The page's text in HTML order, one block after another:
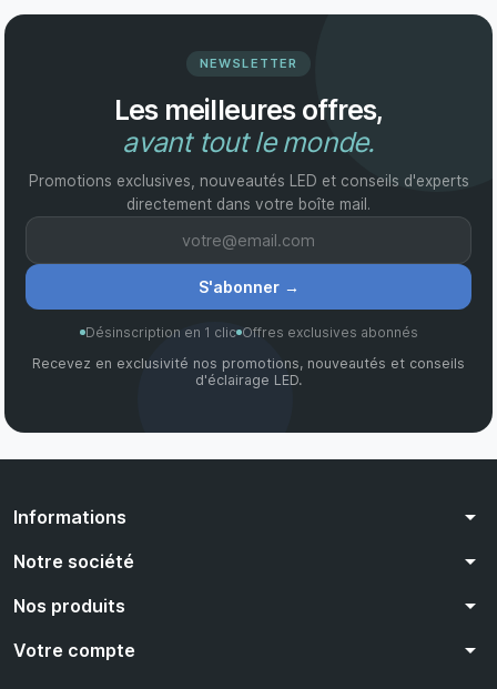
NEWSLETTER
Les meilleures offres,
avant tout le monde.
Promotions exclusives, nouveautés LED et conseils d'experts
directement dans votre boîte mail.
S'abonner →
Désinscription en 1 clic Offres exclusives abonnés
Recevez en exclusivité nos promotions, nouveautés et conseils
d'éclairage LED.
Informations arrow_drop_down
Notre société arrow_drop_down
Nos produits arrow_drop_down
Votre compte arrow_drop_down